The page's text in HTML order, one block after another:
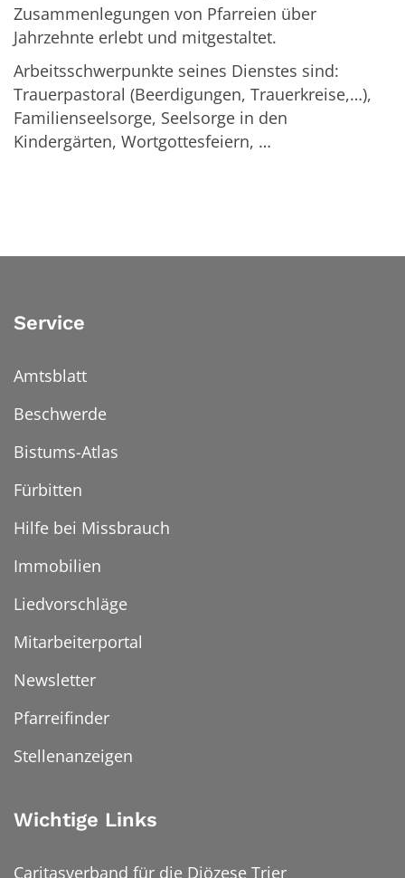
Zusammenlegungen von Pfarreien über
Jahrzehnte erlebt und mitgestaltet.
Arbeitsschwerpunkte seines Dienstes sind:
Trauerpastoral (Beerdigungen, Trauerkreise,…),
Familienseelsorge, Seelsorge in den
Kindergärten, Wortgottesfeiern, …
Service
Amtsblatt
Beschwerde
Bistums-Atlas
Fürbitten
Hilfe bei Missbrauch
Immobilien
Liedvorschläge
Mitarbeiterportal
Newsletter
Pfarreifinder
Stellenanzeigen
Wichtige Links
Caritasverband für die Diözese Trier